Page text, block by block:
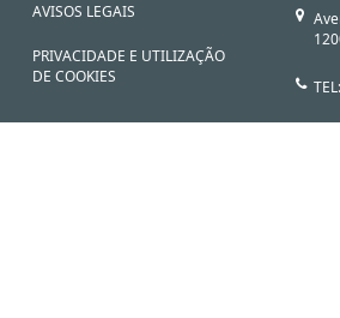
AVISOS LEGAIS
PRIVACIDADE E UTILIZAÇÃO
DE COOKIES